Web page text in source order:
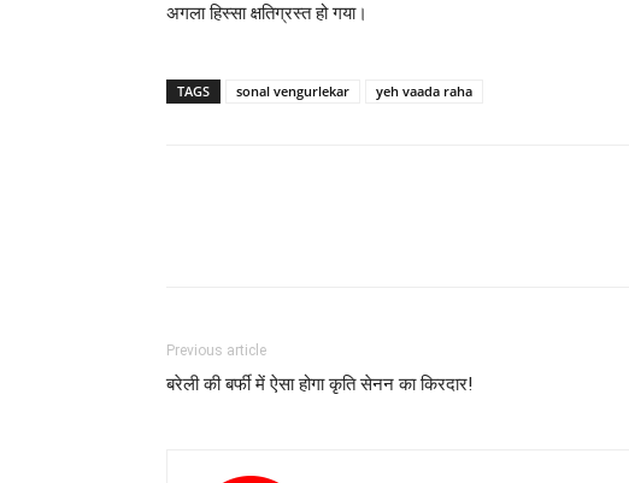
अगला हिस्‍सा क्षतिग्रस्‍त हो गया।
TAGS sonal vengurlekar yeh vaada raha
Previous article
बरेली की बर्फी में ऐसा होगा कृति सेनन का किरदार!